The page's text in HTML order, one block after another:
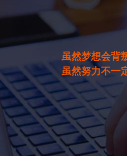
虽然梦想会背
虽然努力不一